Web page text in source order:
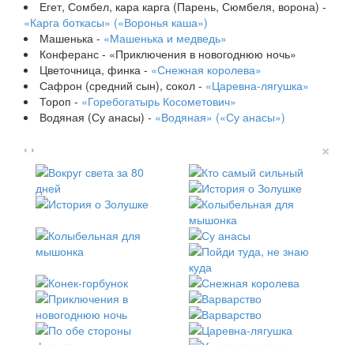
Егет, Сомбел, кара карга (Парень, Сюмбеля, ворона) -
«Карга боткасы» («Воронья каша»)
Машенька - «Машенька и медведь»
Конферанс - «Приключения в новогоднюю ночь»
Цветочница, финка - «Снежная королева»
Сафрон (средний сын), сокол - «Царевна-лягушка»
Тороп - «Горебогатырь Косометович»
Водяная (Су анасы) - «Водяная» («Су анасы»)
‹ › ×